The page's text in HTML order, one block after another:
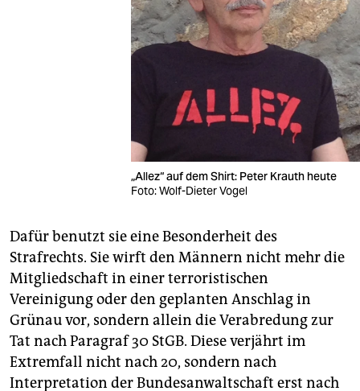
„Allez“ auf dem Shirt: Peter Krauth heute
Foto: Wolf-Dieter Vogel
Dafür benutzt sie eine Besonderheit des
Strafrechts. Sie wirft den Männern nicht mehr die
Mitgliedschaft in einer terroristischen
Vereinigung oder den geplanten Anschlag in
Grünau vor, sondern allein die Verabredung zur
Tat nach Paragraf 30 StGB. Diese verjährt im
Extremfall nicht nach 20, sondern nach
Interpretation der Bundesanwaltschaft erst nach